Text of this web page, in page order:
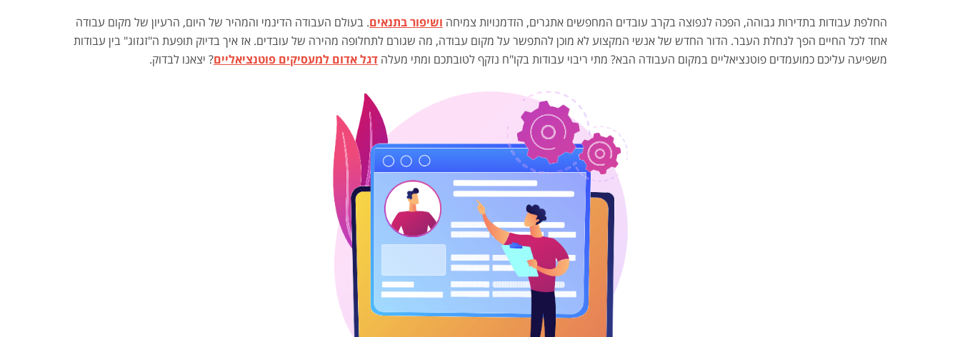
החלפת עבודות בתדירות גבוהה, הפכה לנפוצה בקרב עובדים המחפשים אתגרים, הזדמנויות צמיחה ושיפור בתנאים. בעולם העבודה הדינמי והמהיר של היום, הרעיון של מקום עבודה
אחד לכל החיים הפך לנחלת העבר. הדור החדש של אנשי המקצוע לא מוכן להתפשר על מקום עבודה, מה שגורם לתחלופה מהירה של עובדים. אז איך בדיוק תופעת ה"זגזוג" בין עבודות
משפיעה עליכם כמועמדים פוטנציאליים במקום העבודה הבא? מתי ריבוי עבודות בקו"ח נזקף לטובתכם ומתי מעלה דגל אדום למעסיקים פוטנציאליים? יצאנו לבדוק.